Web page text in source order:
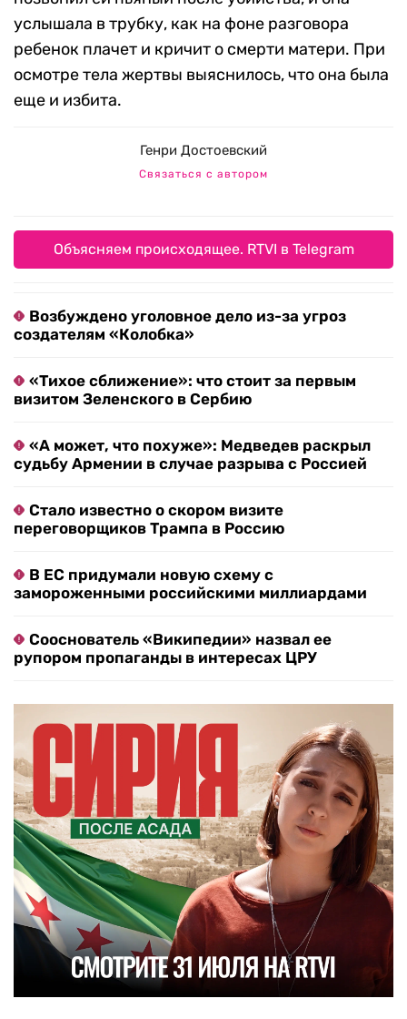
услышала в трубку, как на фоне разговора
ребенок плачет и кричит о смерти матери. При
осмотре тела жертвы выяснилось, что она была
еще и избита.
Генри Достоевский
Связаться с автором
Объясняем происходящее. RTVI в Telegram
Возбуждено уголовное дело из-за угроз
создателям «Колобка»
«Тихое сближение»: что стоит за первым
визитом Зеленского в Сербию
«А может, что похуже»: Медведев раскрыл
судьбу Армении в случае разрыва с Россией
Стало известно о скором визите
переговорщиков Трампа в Россию
В ЕС придумали новую схему с
замороженными российскими миллиардами
Сооснователь «Википедии» назвал ее
рупором пропаганды в интересах ЦРУ